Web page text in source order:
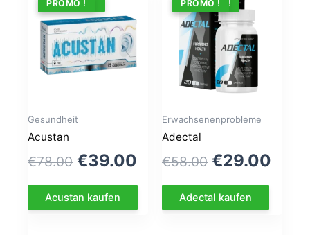
ANGEBOT !
PROMO !
Gesundheit
Acustan
€78.00 Le
prix
initial
€39.00
prix
actuel
Acustan kaufen
ANGEBOT !
PROMO !
Erwachsenenprobleme
Adectal
€58.00 Le
prix
initial
€29.00
Adectal kaufen